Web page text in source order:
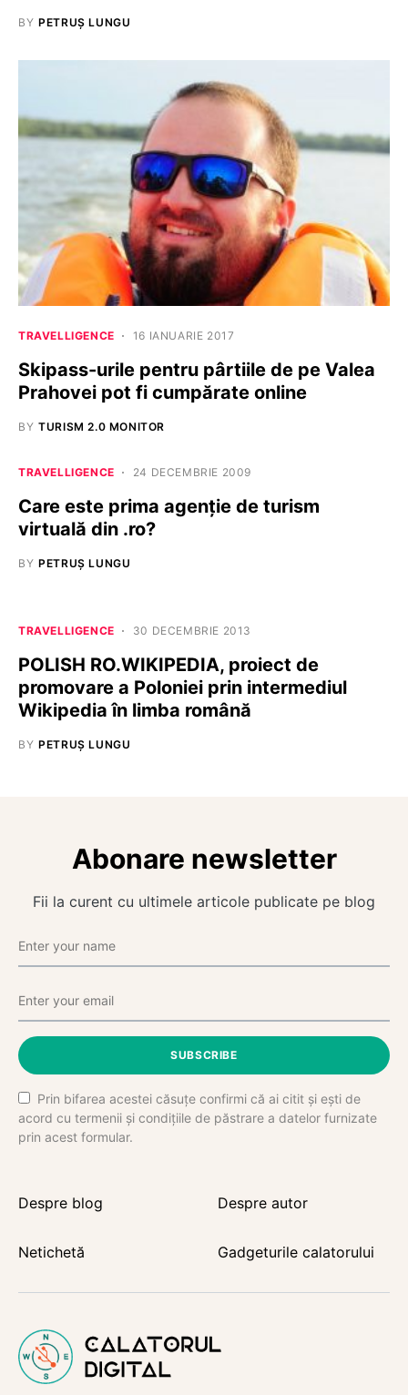
BY PETRUȘ LUNGU
TRAVELLIGENCE 16 IANUARIE 2017
Skipass-urile pentru pârtiile de pe Valea
Prahovei pot fi cumpărate online
BY TURISM 2.0 MONITOR
TRAVELLIGENCE 24 DECEMBRIE 2009
Care este prima agenţie de turism
virtuală din .ro?
BY PETRUȘ LUNGU
TRAVELLIGENCE 30 DECEMBRIE 2013
POLISH RO.WIKIPEDIA, proiect de
promovare a Poloniei prin intermediul
Wikipedia în limba română
BY PETRUȘ LUNGU
Abonare newsletter
Fii la curent cu ultimele articole publicate pe blog
SUBSCRIBE
Prin bifarea acestei căsuțe confirmi că ai citit și ești de
acord cu termenii și condițiile de păstrare a datelor furnizate
prin acest formular.
Despre blog Despre autor
Netichetă Gadgeturile calatorului